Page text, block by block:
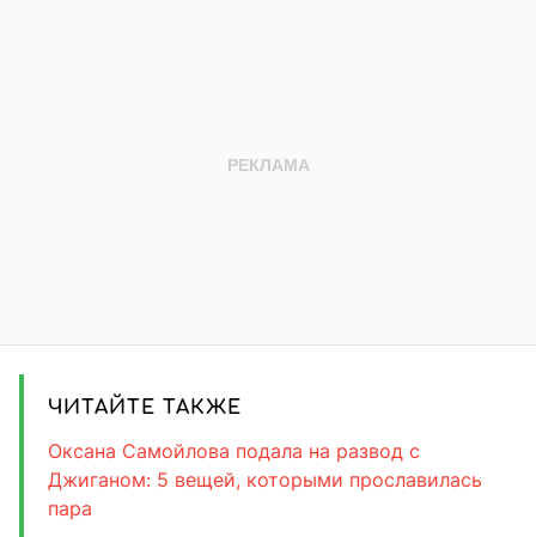
ЧИТАЙТЕ ТАКЖЕ
Оксана Самойлова подала на развод с
Джиганом: 5 вещей, которыми прославилась
пара